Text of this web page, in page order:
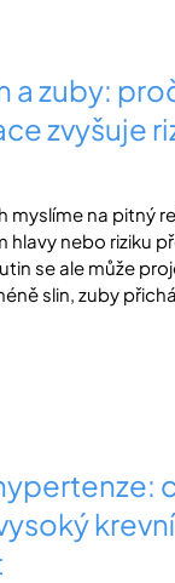
a zuby:
zvyšuje
myslíme na pitný
hlavy nebo riziku
se ale může
slin, zuby